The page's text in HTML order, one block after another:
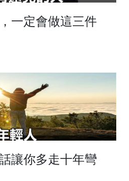
一定會做這三件
讓你多走十年彎